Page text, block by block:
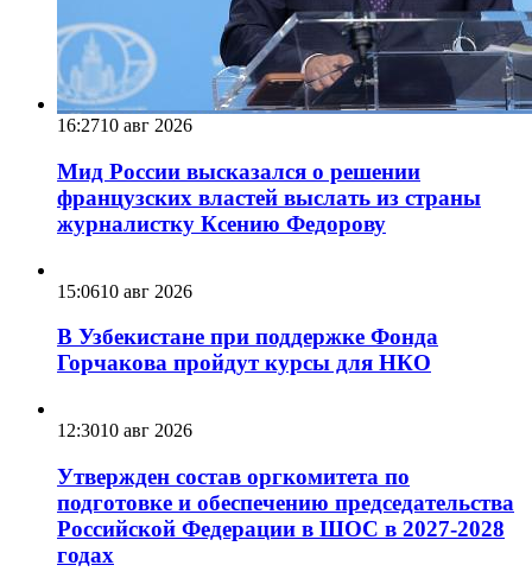
16:2710 авг 2026
Мид России высказался о решении
французских властей выслать из страны
журналистку Ксению Федорову
15:0610 авг 2026
В Узбекистане при поддержке Фонда
Горчакова пройдут курсы для НКО
12:3010 авг 2026
Утвержден состав оргкомитета по
подготовке и обеспечению председательства
Российской Федерации в ШОС в 2027-2028
годах